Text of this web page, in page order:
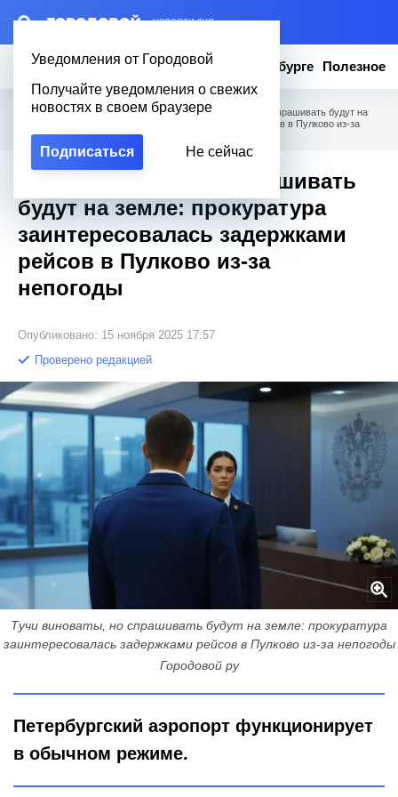
– НОВОСТИ ДНЯ
Уведомления от Городовой
Получайте уведомления о свежих
новостях в своем браузере
Подписаться Не сейчас
Новости Эксклюзив Вопросы о Петербурге Полезное
Городовой Новости Петербурга / Тучи виноваты, но спрашивать будут на
земле: прокуратура заинтересовалась задержками рейсов в Пулково из‑за
непогоды
Тучи виноваты, но спрашивать
будут на земле: прокуратура
заинтересовалась задержками
рейсов в Пулково из‑за
непогоды
Опубликовано: 15 ноября 2025 17:57
Проверено редакцией
Тучи виноваты, но спрашивать будут на земле: прокуратура
заинтересовалась задержками рейсов в Пулково из‑за непогоды
Городовой ру
Петербургский аэропорт функционирует
в обычном режиме.